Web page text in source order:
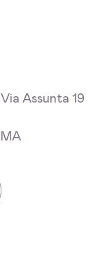
Via Assunta 19